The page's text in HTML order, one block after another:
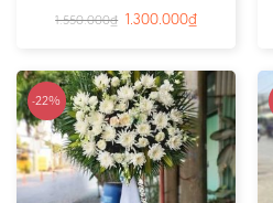
1.550.000₫ 1.300.000₫
-22%